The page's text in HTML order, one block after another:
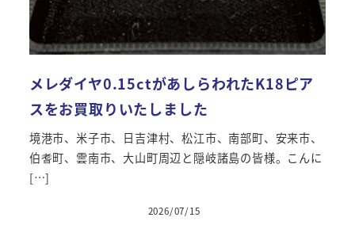
メレダイヤ0.15ctがあしらわれたK18ピア
スをお買取りいたしました
境港市、米子市、日吉津村、松江市、南部町、安来市、
伯耆町、雲南市、大山町周辺と隠岐諸島の皆様。こんに
[…]
投稿日
2026/07/15